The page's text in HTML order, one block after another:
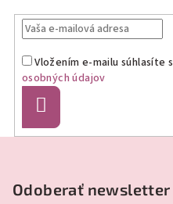
Vložením e-mailu súhlasíte s
osobných údajov
Odoberať newsletter